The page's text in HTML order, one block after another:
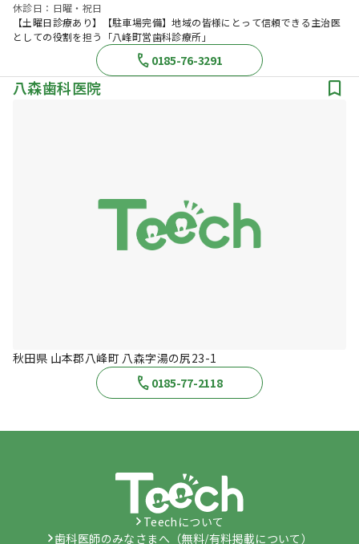
休診日：日曜・祝日
【土曜日診療あり】【駐車場完備】地域の皆様にとって信頼できる主治医
としての役割を担う「八峰町営歯科診療所」
0185-76-3291
八森歯科医院
秋田県 山本郡八峰町 八森字湯の尻23-1
0185-77-2118
Teechについて
歯科医師のみなさまへ（無料/有料掲載について）